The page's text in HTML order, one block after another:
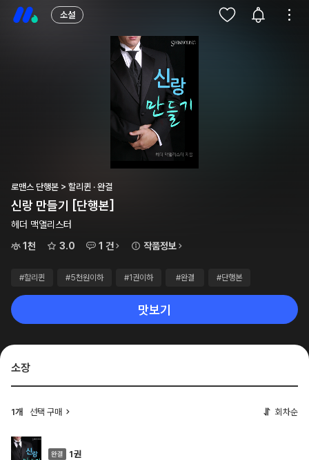
소설
로맨스 단행본 > 할리퀸 · 완결
신랑 만들기 [단행본]
헤더 맥앨리스터
1천
3.0 1 건 작품정보
#할리퀸 #5천원이하 #1권이하 #완결 #단행본
맛보기
소장
1개 선택 구매 회차순
1권